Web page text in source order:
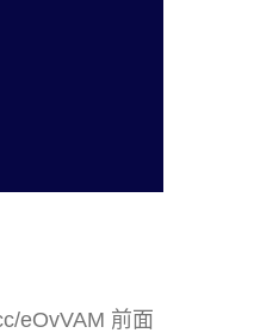
eOvVAM 前面